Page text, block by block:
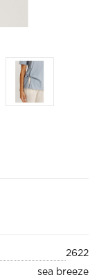
2622
sea breeze